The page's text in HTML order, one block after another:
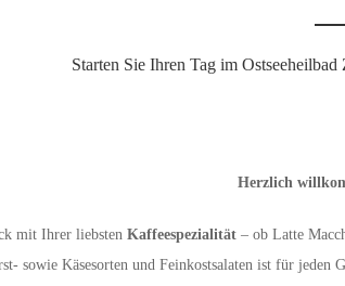
Starten Sie Ihren Tag im
Herzlich
mit Ihrer liebsten Kaffeespezialität – ob Latte
sowie Käsesorten und Feinkostsalaten ist für jeden